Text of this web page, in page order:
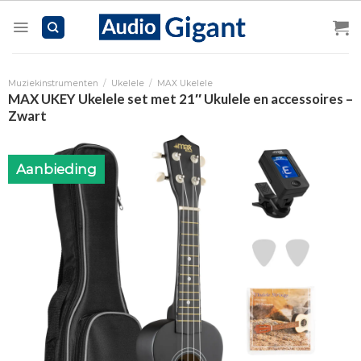
Muziekinstrumenten / Ukelele / MAX Ukelele
MAX UKEY Ukelele set met 21″ Ukulele en accessoires –
Zwart
Aanbieding